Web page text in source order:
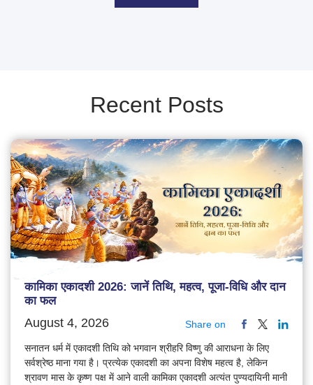
Recent Posts
कामिका एकादशी 2026: जानें तिथि, महत्व, पूजा-विधि और दान
का फल
August 4, 2026 Share on
सनातन धर्म में एकादशी तिथि को भगवान श्रीहरि विष्णु की आराधना के लिए
सर्वश्रेष्ठ माना गया है। प्रत्येक एकादशी का अपना विशेष महत्व है, लेकिन
श्रावण मास के कृष्ण पक्ष में आने वाली कामिका एकादशी अत्यंत पुण्यदायिनी मानी